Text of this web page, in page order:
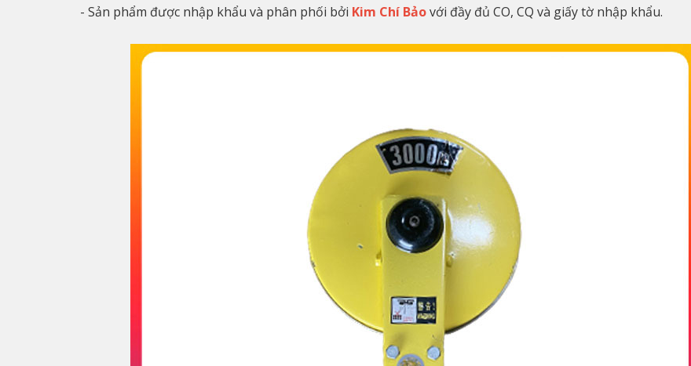
- Sản phẩm được nhập khẩu và phân phối bởi Kim Chí Bảovới đầy đủ CO, CQ và giấy tờ nhập khẩu.